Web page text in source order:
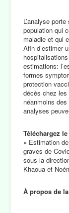
L’analyse porte
population qui
maladie et qui
Afin d’estimer
estimations:
formes
protection
décès chez les
néanmoins
analyses
Téléchargez
« Estimation
graves de
sous la
Khaoua et
À propos de